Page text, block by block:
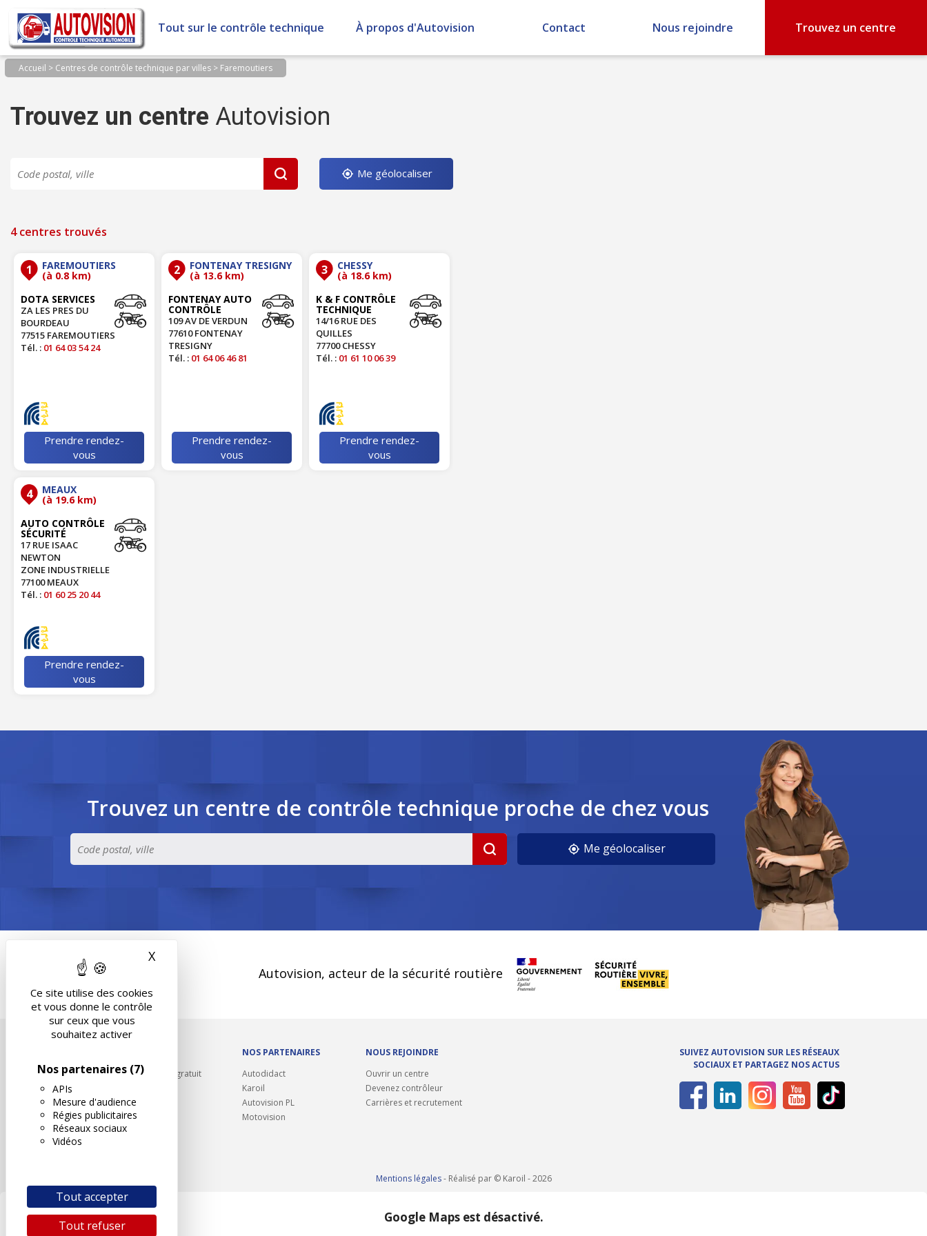
Panneau de gestion des cookies
Ce site utilise des cookies
et vous donne le contrôle
sur ceux que vous
souhaitez activer
Nos partenaires (7)
APIs
Mesure d'audience
Régies publicitaires
Réseaux sociaux
Vidéos
Tout accepter
Tout refuser
X
Tout sur le contrôle technique À propos d'Autovision Contact Nous rejoindre Trouvez un centre
Accueil > Centres de contrôle technique par villes> Faremoutiers
Trouvez un centre Autovision
Me géolocaliser
4 centres trouvés
1 FAREMOUTIERS
(à 0.8 km)
DOTA SERVICES
ZA LES PRES DU
BOURDEAU
77515 FAREMOUTIERS
Tél. : 01 64 03 54 24
Prendre rendez-
vous
2 FONTENAY TRESIGNY
(à 13.6 km)
FONTENAY AUTO
CONTRÔLE
109 AV DE VERDUN
77610 FONTENAY
TRESIGNY
Tél. : 01 64 06 46 81
Prendre rendez-
vous
3 CHESSY
(à 18.6 km)
K & F CONTRÔLE
TECHNIQUE
14/16 RUE DES
QUILLES
77700 CHESSY
Tél. : 01 61 10 06 39
Prendre rendez-
vous
4 MEAUX
(à 19.6 km)
AUTO CONTRÔLE
SÉCURITÉ
17 RUE ISAAC
NEWTON
ZONE INDUSTRIELLE
77100 MEAUX
Tél. : 01 60 25 20 44
Prendre rendez-
vous
Trouvez un centre de contrôle technique proche de chez vous
Me géolocaliser
Autovision, acteur de la sécurité routière
Rappel contrôle technique gratuit
Partenariats/Remises
Liens utiles
Contact
Plan du site
NOS PARTENAIRES
Autodidact
Karoil
Autovision PL
Motovision
NOUS REJOINDRE
Ouvrir un centre
Devenez contrôleur
Carrières et recrutement
SUIVEZ AUTOVISION SUR LES RÉSEAUX
SOCIAUX ET PARTAGEZ NOS ACTUS
Mentions légales- Réalisé par © Karoil - 2026
Google Maps est désactivé.